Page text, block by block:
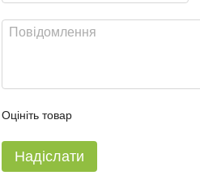
Оцініть товар
Надіслати